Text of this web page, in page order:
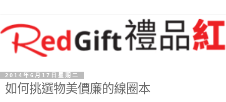
2014年6月17日星期二
如何挑選物美價廉的線圈本